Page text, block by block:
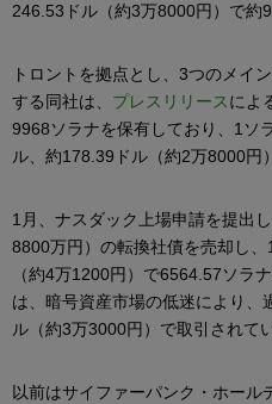
246.53ドル（約3万8000円）で約
トロントを拠点とし、3つのメイ
する同社は、 プレスリリースによ
9968ソラナを保有しており、1ソ
ル、約178.39ドル（約2万8000円
1月、ナスダック上場申請を提出
8800万円）の転換社債を売却し
（約4万1200円）で6564.57ソラ
は、暗号資産市場の低迷により、
ル（約3万3000円）で取引されてい
以前はサイファーパンク・ホール